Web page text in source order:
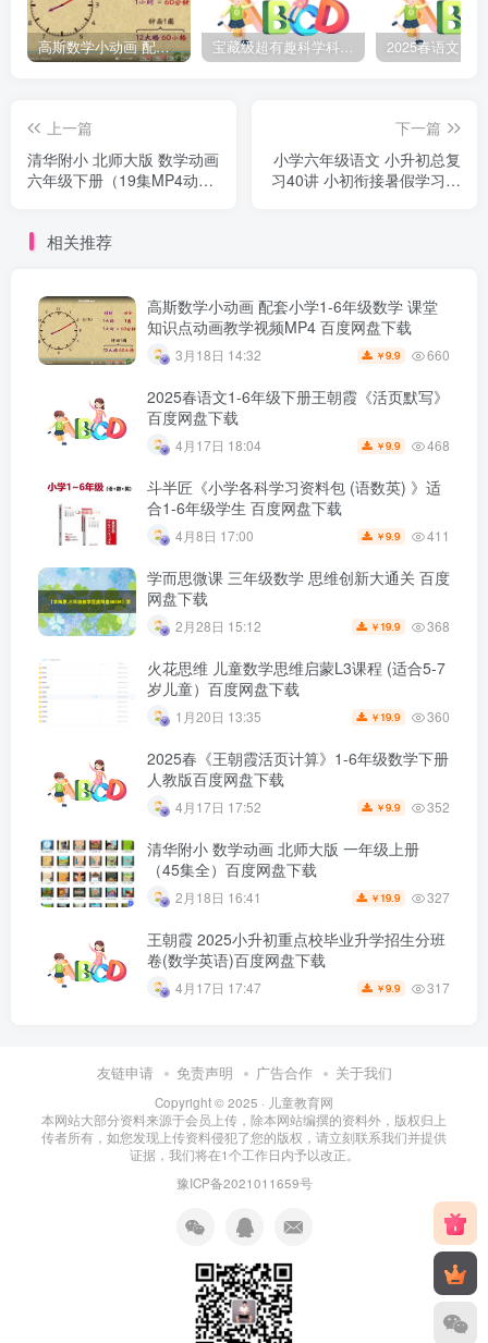
高斯数学小动画 配套小学1-6年级数学 课堂知识点动画教学视频MP4 百度网盘下载 宝藏级超有趣科学科普动画《土豆逗严肃科普》第二季 百度网盘下载
上一篇
清华附小 北师大版 数学动画
六年级下册（19集MP4动画
下一篇
小学六年级语文 小升初总复
习40讲 小初衔接暑假学习课
相关推荐
高斯数学小动画 配套小学1-6年级数学 课堂
知识点动画教学视频MP4 百度网盘下载
3月18日 14:32 ￥9.9 660
2025春语文1-6年级下册王朝霞《活页默写》
百度网盘下载
4月17日 18:04 ￥9.9 468
斗半匠《小学各科学习资料包 (语数英) 》适
合1-6年级学生 百度网盘下载
4月8日 17:00 ￥9.9 411
学而思微课 三年级数学 思维创新大通关 百度
网盘下载
2月28日 15:12 ￥ 19.9 368
火花思维 儿童数学思维启蒙L3课程 (适合5-7
岁儿童）百度网盘下载
1月20日 13:35 ￥ 19.9 360
2025春《王朝霞活页计算》1-6年级数学下册
人教版百度网盘下载
4月17日 17:52 ￥9.9 352
清华附小 数学动画 北师大版 一年级上册
（45集全）百度网盘下载
2月18日 16:41 ￥ 19.9 327
王朝霞 2025小升初重点校毕业升学招生分班
卷(数学英语)百度网盘下载
4月17日 17:47 ￥9.9 317
友链申请 免责声明 广告合作 关于我们
Copyright © 2025 · 儿童教育网
本网站大部分资料来源于会员上传，除本网站编撰的资料外，版权归上
传者所有，如您发现上传资料侵犯了您的版权，请立刻联系我们并提供
证据，我们将在1个工作日内予以改正。
豫ICP备2021011659号